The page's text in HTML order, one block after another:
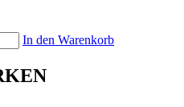
In den Warenkorb